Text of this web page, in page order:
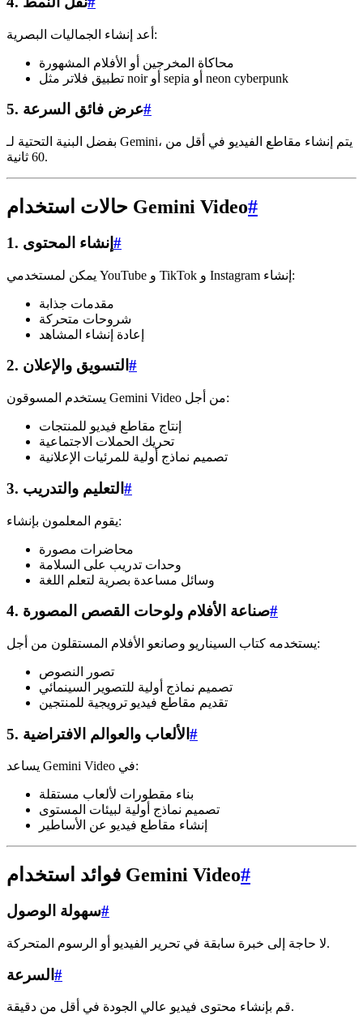
أعد إنشاء الجماليات البصرية:
محاكاة المخرجين أو الأفلام المشهورة
تطبيق فلاتر مثل noir أو sepia أو neon cyberpunk
5. عرض فائق السرعة#
بفضل البنية التحتية لـ Gemini، يتم إنشاء مقاطع الفيديو في أقل من
60 ثانية.
حالات استخدام Gemini Video#
1. إنشاء المحتوى #
يمكن لمستخدمي YouTube و TikTok و Instagram إنشاء:
مقدمات جذابة
شروحات متحركة
إعادة إنشاء المشاهد
2. التسويق والإعلان #
يستخدم المسوقون Gemini Video من أجل:
إنتاج مقاطع فيديو للمنتجات
تحريك الحملات الاجتماعية
تصميم نماذج أولية للمرئيات الإعلانية
3. التعليم والتدريب #
يقوم المعلمون بإنشاء:
محاضرات مصورة
وحدات تدريب على السلامة
وسائل مساعدة بصرية لتعلم اللغة
4. صناعة الأفلام ولوحات القصص المصورة#
يستخدمه كتاب السيناريو وصانعو الأفلام المستقلون من أجل:
تصور النصوص
تصميم نماذج أولية للتصوير السينمائي
تقديم مقاطع فيديو ترويجية للمنتجين
5. الألعاب والعوالم الافتراضية #
يساعد Gemini Video في:
بناء مقطورات لألعاب مستقلة
تصميم نماذج أولية لبيئات المستوى
إنشاء مقاطع فيديو عن الأساطير
فوائد استخدام Gemini Video#
سهولة الوصول#
لا حاجة إلى خبرة سابقة في تحرير الفيديو أو الرسوم المتحركة.
السرعة #
قم بإنشاء محتوى فيديو عالي الجودة في أقل من دقيقة.